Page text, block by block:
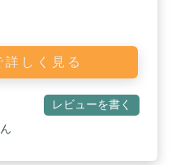
しく見る
レビューを書く